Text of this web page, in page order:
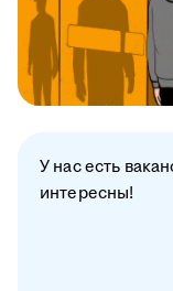
У нас есть
интересны!